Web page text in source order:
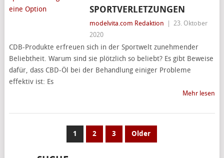
SPORTVERLETZUNGEN
modelvita.com Redaktion
23. Oktober
2020
CDB-Produkte erfreuen sich in der Sportwelt zunehmender
Beliebtheit. Warum sind sie plötzlich so beliebt? Es gibt Beweise
dafür, dass CBD-Öl bei der Behandlung einiger Probleme
effektiv ist: Es
Mehr lesen
SEITENNUMMERIERUNG
1 2 3 Older